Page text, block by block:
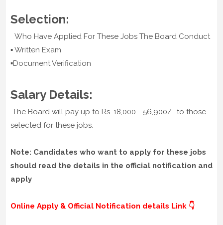
Selection:
Who Have Applied For These Jobs The Board Conduct
▪️ Written Exam
▪️Document Verification
Salary Details:
The Board will pay up to Rs. 18,000 - 56,900/- to those
selected for these jobs.
Note: Candidates who want to apply for these jobs
should read the details in the official notification and
apply
Online Apply & Official Notification details Link 👇